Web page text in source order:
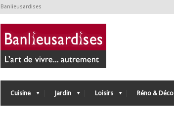
Banlieusardises
Cuisine Jardin Loisirs Réno & Déco